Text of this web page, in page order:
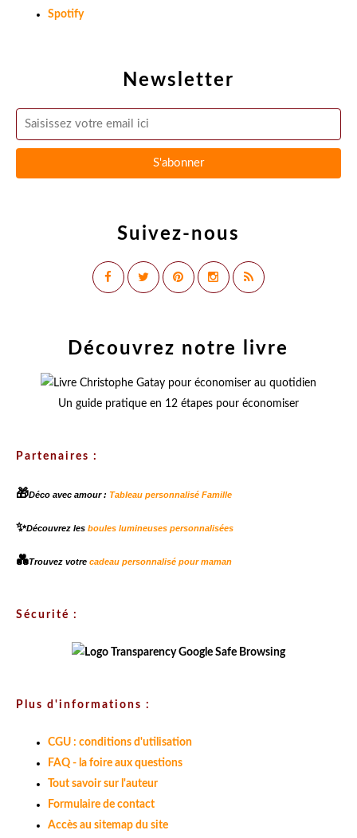
Newsletter
Suivez-nous
Spotify
Découvrez notre livre
Un guide pratique en 12 étapes pour économiser
Partenaires :
🎁Déco avec amour : Tableau personnalisé Famille
✨Découvrez les boules lumineuses personnalisées
💑Trouvez votre cadeau personnalisé pour maman
Sécurité :
Plus d'informations :
CGU : conditions d'utilisation
FAQ - la foire aux questions
Tout savoir sur l'auteur
Formulaire de contact
Accès au sitemap du site